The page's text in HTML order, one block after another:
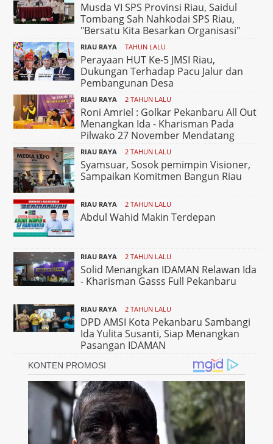
Musda VI SPS Provinsi Riau, Saidul
Tombang Sah Nahkodai SPS Riau,
"Bersatu Kita Besarkan Organisasi"
RIAU RAYA TAHUN LALU
Perayaan HUT Ke-5 JMSI Riau,
Dukungan Terhadap Pacu Jalur dan
Pembangunan Desa
RIAU RAYA 2 TAHUN LALU
Roni Amriel : Golkar Pekanbaru All Out
Menangkan Ida - Kharisman Pada
Pilwako 27 November Mendatang
RIAU RAYA 2 TAHUN LALU
Syamsuar, Sosok pemimpin Visioner,
Sampaikan Komitmen Bangun Riau
RIAU RAYA 2 TAHUN LALU
Abdul Wahid Makin Terdepan
RIAU RAYA 2 TAHUN LALU
Solid Menangkan IDAMAN Relawan Ida
- Kharisman Gasss Full Pekanbaru
RIAU RAYA 2 TAHUN LALU
DPD AMSI Kota Pekanbaru Sambangi
Ida Yulita Susanti, Siap Menangkan
Pasangan IDAMAN